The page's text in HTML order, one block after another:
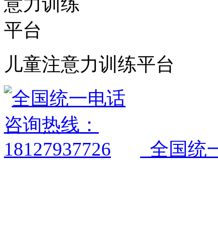
儿童注意力训练平台
全国统